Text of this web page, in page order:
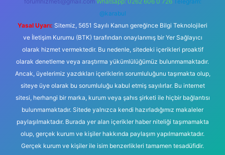
@karabul
Yasal Uyarı: Sitemiz, 5651 Sayılı Kanun gereğince Bilgi Teknolojileri
ve İletişim Kurumu (BTK) tarafından onaylanmış bir Yer Sağlayıcı
olarak hizmet vermektedir. Bu nedenle, sitedeki içerikleri proaktif
olarak denetleme veya araştırma yükümlülüğümüz bulunmamaktadır.
Ancak, üyelerimiz yazdıkları içeriklerin sorumluluğunu taşımakta olup,
siteye üye olarak bu sorumluluğu kabul etmiş sayılırlar. Bu internet
sitesi, herhangi bir marka, kurum veya şahıs şirketi ile hiçbir bağlantısı
bulunmamaktadır. Sitede yalnızca kendi hazırladığımız makaleler
paylaşılmaktadır. Burada yer alan içerikler haber niteliği taşımamakta
olup, gerçek kurum ve kişiler hakkında paylaşım yapılmamaktadır.
Gerçek kurum ve kişiler ile isim benzerlikleri tamamen tesadüfidir.